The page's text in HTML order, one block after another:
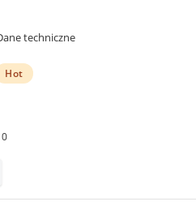
techniczne
Hot
0